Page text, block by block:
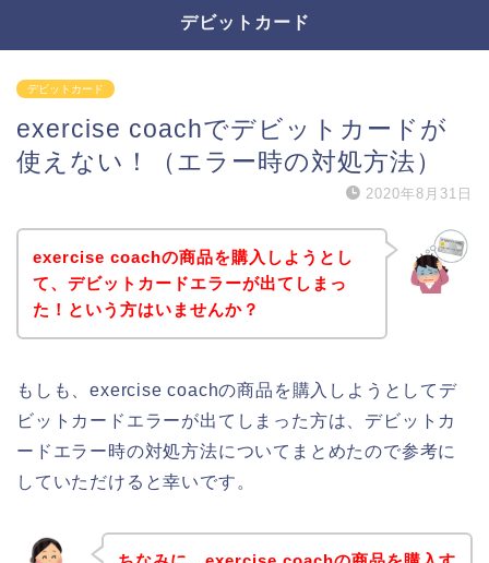
デビットカード
デビットカード
exercise coachでデビットカードが
使えない！（エラー時の対処方法）
2020年8月31日
exercise coachの商品を購入しようとし
て、デビットカードエラーが出てしまっ
た！という方はいませんか？
もしも、exercise coachの商品を購入しようとしてデ
ビットカードエラーが出てしまった方は、デビットカ
ードエラー時の対処方法についてまとめたので参考に
していただけると幸いです。